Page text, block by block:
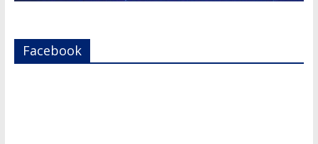
Facebook